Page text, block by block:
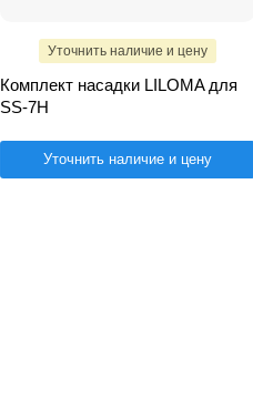
Уточнить наличие и цену
Комплект насадки LILOMA для
SS-7H
Уточнить наличие и цену